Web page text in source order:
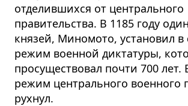
отделившихся от центрального
правительства. В 1185 году
князей, Миномото, установил в
режим военной диктатуры,
просуществовал почти 700 лет.
режим центрального военного
рухнул.